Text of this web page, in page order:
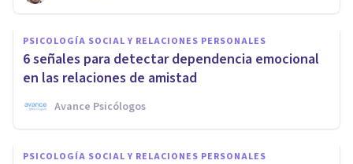
PSICOLOGÍA SOCIAL Y RELACIONES PERSONALES
6 señales para detectar dependencia emocional
en las relaciones de amistad
Avance Psicólogos
PSICOLOGÍA SOCIAL Y RELACIONES PERSONALES